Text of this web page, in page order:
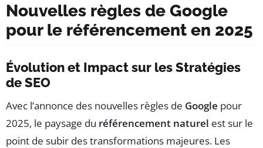
Nouvelles règles de Google
pour le référencement en 2025
Évolution et Impact sur les Stratégies
de SEO
Avec l’annonce des nouvelles règles de Google pour
2025, le paysage du référencement naturel est sur le
point de subir des transformations majeures. Les